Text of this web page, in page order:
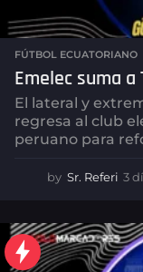
FÚTBOL ECUATORIANO
Emelec suma a
El lateral y
regresa al club
peruano para
by Sr. Referi 3